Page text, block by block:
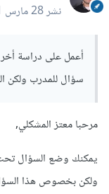
نشر28 مارس 2021
أعمل على دراسة
سؤال للمدرب ولكن
مرحبا معتز المشكلي,
يمكنك وضع السؤال
ولكن بخصوص هذا